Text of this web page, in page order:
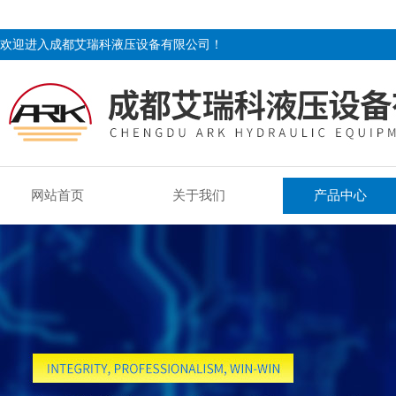
欢迎进入成都艾瑞科液压设备有限公司！
网站首页 关于我们 产品中心